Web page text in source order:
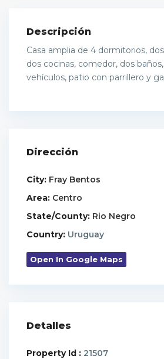
Descripción
Casa amplia de 4 dormitorios,
dos cocinas, comedor, dos
vehículos, patio con parrillero y
Dirección
City: Fray Bentos
Area: Centro
State/County: Rio Negro
Country: Uruguay
Open In Google Maps
Detalles
Property Id : 21507